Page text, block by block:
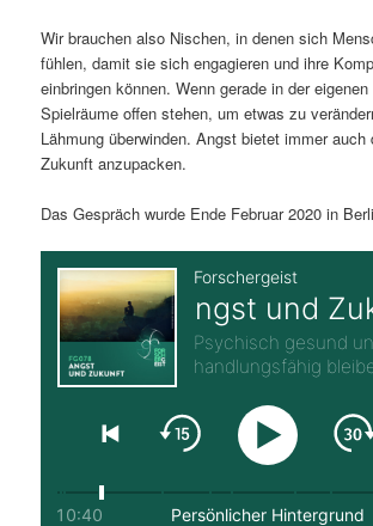
Wir brauchen also Nischen, in denen sich
fühlen, damit sie sich engagieren und ihre
einbringen können. Wenn gerade in der
Spielräume offen stehen, um etwas zu
Lähmung überwinden. Angst bietet immer auch
Zukunft anzupacken.
Das Gespräch wurde Ende Februar 2020 in